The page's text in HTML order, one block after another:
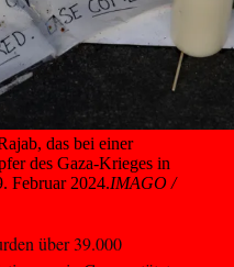
das bei einer
des Gaza-Krieges in
Februar 2024.IMAGO /
über 39.000